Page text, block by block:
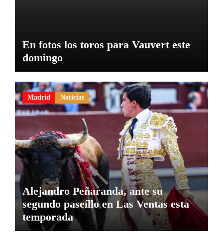
En fotos los toros para Vauvert este
domingo
Madrid Noticias
Alejandro Peñaranda, ante su
segundo paseíllo en Las Ventas esta
temporada